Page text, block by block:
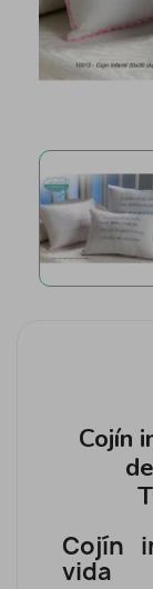
Cojín
Cojín
vida